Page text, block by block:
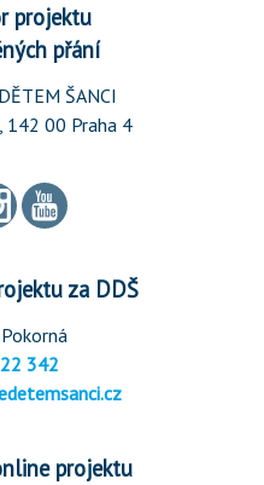
projektu
přání
ŠANCI
00 Praha 4
za DDŠ
342
projektu